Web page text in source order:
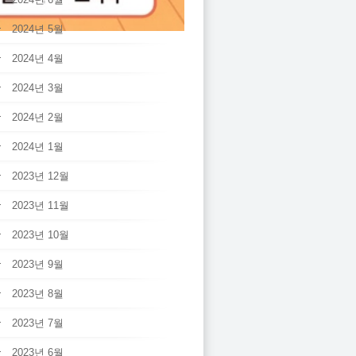
2024년 5월
2024년 4월
2024년 3월
2024년 2월
2024년 1월
2023년 12월
2023년 11월
2023년 10월
2023년 9월
2023년 8월
2023년 7월
2023년 6월